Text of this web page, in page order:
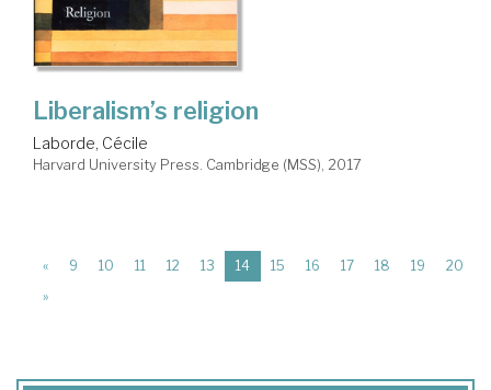
Liberalism’s religion
Laborde, Cécile
Harvard University Press. Cambridge (MSS), 2017
« 9 10 11 12 13 14(current)
15 16 17 18 19
20
»